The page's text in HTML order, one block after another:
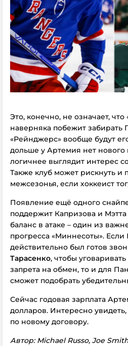
Это, конечно, не означает,
наверняка побежит забирать
«Рейнджерс» вообще будут
дольше у Артемия нет нового
логичнее выглядит интерес
Также клуб может рискнуть и
межсезонья, если хоккеист
Появление ещё одного
поддержит Капризова и
баланс в атаке – один из
прогресса «Миннесоты». Если
действительно был готов
Тарасенко, чтобы уговаривать
запрета на обмен, то и для
сможет подобрать
Сейчас годовая зарплата
долларов. Интересно
по новому договору.
Автор: Michael Russo, Joe